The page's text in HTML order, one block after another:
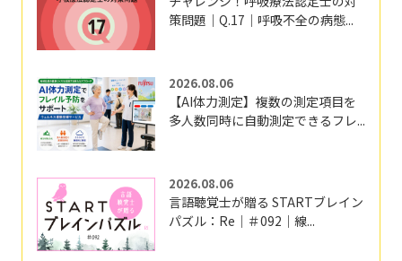
策問題｜Q.17｜呼吸不全の病態...
2026.08.06
【AI体力測定】複数の測定項目を
多人数同時に自動測定できるフレ...
2026.08.06
言語聴覚士が贈る STARTブレイン
パズル：Re｜＃092｜線...